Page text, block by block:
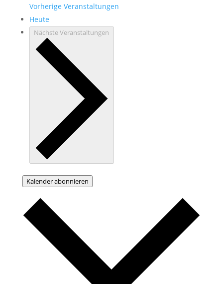
Vorherige Veranstaltungen
Heute
NächsteVeranstaltungen
Kalender abonnieren